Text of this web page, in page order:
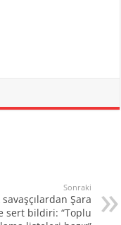
Sonraki
Şara
sert bildiri: “Toplu